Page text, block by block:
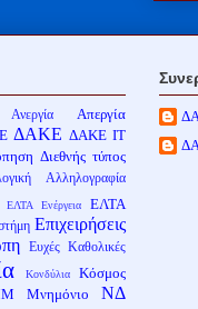
Ανεργία Απεργία
ΔΑΚΕ ΔΑΚΕ ΙΤ
Διεθνής τύπος
Αλληλογραφία
ΕΛΤΑ Ενέργεια
ΕΛΤΑ
Επιχειρήσεις
Ευχές Καθολικές
Κονδύλια Κόσμος
Μνημόνιο ΝΔ